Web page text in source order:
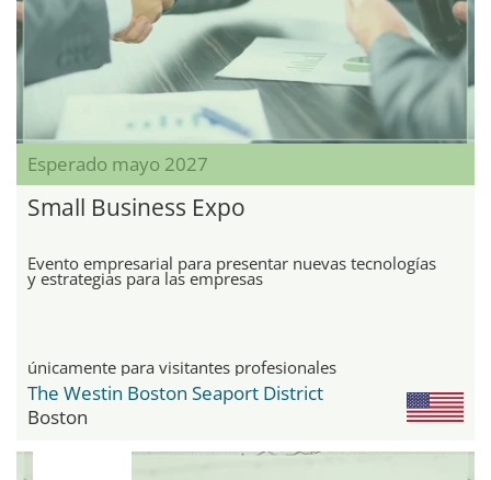
Esperado mayo 2027
Small Business Expo
Evento empresarial para presentar nuevas tecnologías
y estrategias para las empresas
únicamente para visitantes profesionales
The Westin Boston Seaport District
Boston